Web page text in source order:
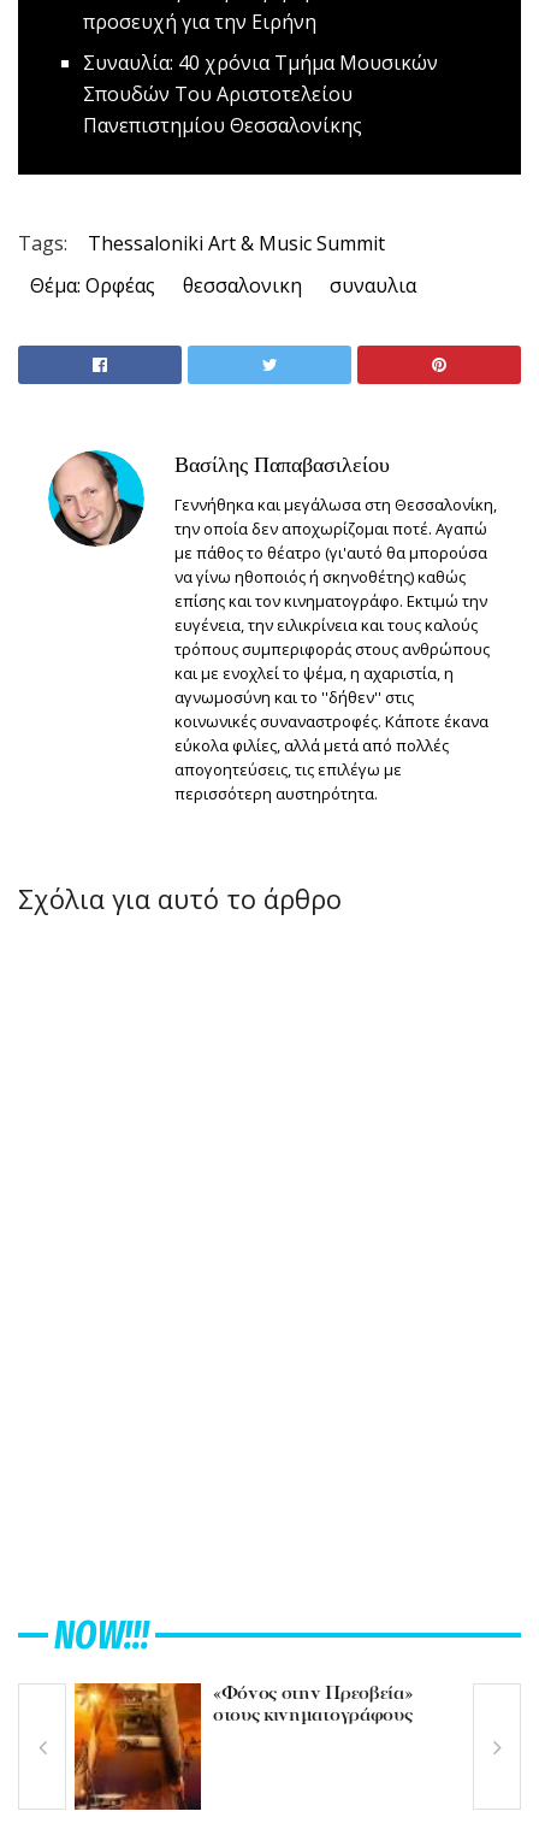
προσευχή για την Ειρήνη
Συναυλία: 40 χρόνια Τμήμα Μουσικών
Σπουδών Του Αριστοτελείου
Πανεπιστημίου Θεσσαλονίκης
Tags:
Thessaloniki Art & Music Summit
Θέμα: Ορφέας
θεσσαλονικη συναυλια
Βασίλης Παπαβασιλείου
Γεννήθηκα και μεγάλωσα στη Θεσσαλονίκη,
την οποία δεν αποχωρίζομαι ποτέ. Αγαπώ
με πάθος το θέατρο (γι'αυτό θα μπορούσα
να γίνω ηθοποιός ή σκηνοθέτης) καθώς
επίσης και τον κινηματογράφο. Εκτιμώ την
ευγένεια, την ειλικρίνεια και τους καλούς
τρόπους συμπεριφοράς στους ανθρώπους
και με ενοχλεί το ψέμα, η αχαριστία, η
αγνωμοσύνη και το ''δήθεν'' στις
κοινωνικές συναναστροφές. Κάποτε έκανα
εύκολα φιλίες, αλλά μετά από πολλές
απογοητεύσεις, τις επιλέγω με
περισσότερη αυστηρότητα.
Σχόλια για αυτό το άρθρο
NOW!!!
«Φόνος στην Πρεσβεία»
στους κινηματογράφους